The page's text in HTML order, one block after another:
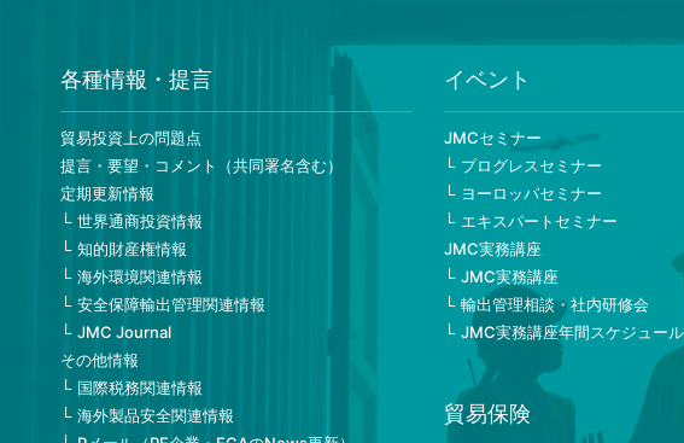
各種情報・提言
貿易投資上の問題点
提言・要望・コメント（共同署名含む）
定期更新情報
世界通商投資情報
知的財産権情報
海外環境関連情報
安全保障輸出管理関連情報
JMC Journal
その他情報
国際税務関連情報
海外製品安全関連情報
イベント
JMCセミナー
プログレスセミナー
ヨーロッパセミナー
エキスパートセミナー
JMC実務講座
JMC実務講座
輸出管理相談・社内研修会
JMC実務講座年間スケジュール
貿易保険